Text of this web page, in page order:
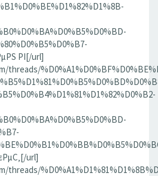
РІ[/url]
threads/
url]
threads/